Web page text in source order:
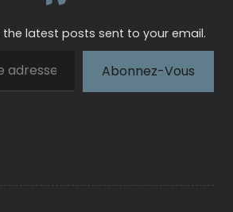
latest posts sent to your email.
Abonnez-Vous